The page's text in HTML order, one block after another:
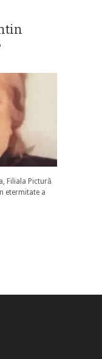
Filiala Pictură
etermitate a